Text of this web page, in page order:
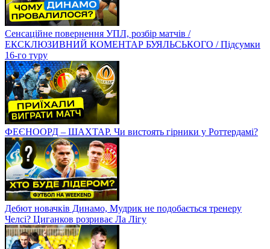
Сенсаційне повернення УПЛ, розбір матчів /
ЕКСКЛЮЗИВНИЙ КОМЕНТАР БУЯЛЬСЬКОГО / Підсумки
16-го туру
ФЕЄНООРД – ШАХТАР. Чи вистоять гірники у Роттердамі?
Дебют новачків Динамо, Мудрик не подобається тренеру
Челсі? Циганков розриває Ла Лігу